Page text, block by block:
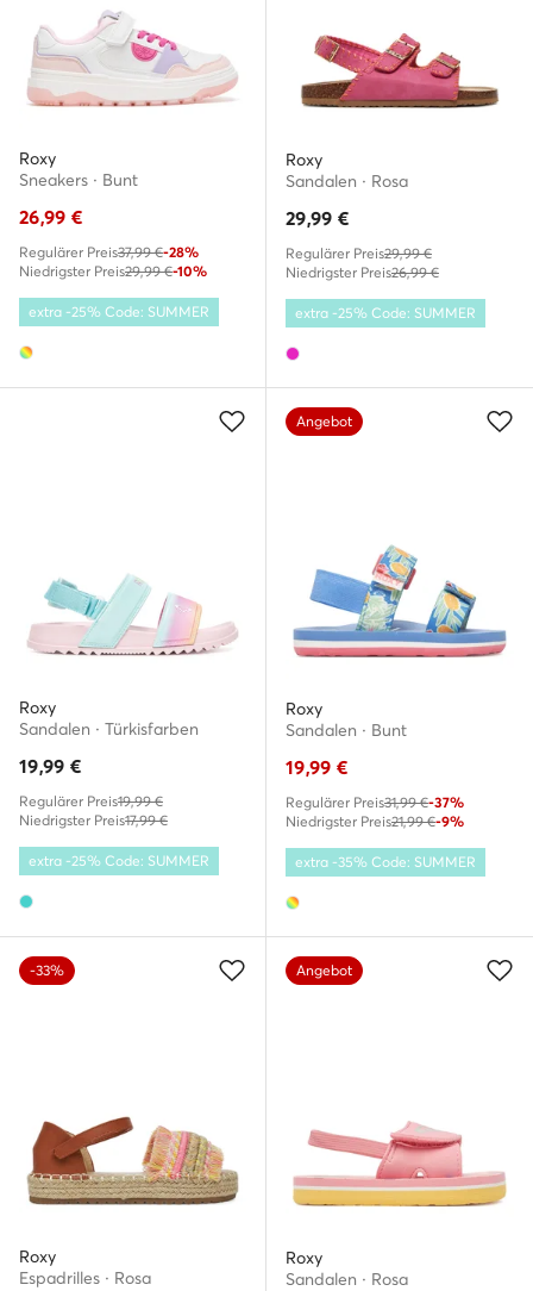
Roxy
Sneakers · Bunt
26,99 €
Regulärer Preis37,99 €-28%
Niedrigster Preis29,99 €-10%
extra -25% Code: SUMMER
Roxy
Sandalen · Rosa
29,99 €
Regulärer Preis29,99 €
Niedrigster Preis26,99 €
extra -25% Code: SUMMER
Roxy
Sandalen · Türkisfarben
19,99 €
Regulärer Preis19,99 €
Niedrigster Preis17,99 €
extra -25% Code: SUMMER
Angebot
Roxy
Sandalen · Bunt
19,99 €
Regulärer Preis31,99 €-37%
Niedrigster Preis21,99 €-9%
extra -35% Code: SUMMER
-33%
Roxy
Espadrilles · Rosa
Angebot
Roxy
Sandalen · Rosa